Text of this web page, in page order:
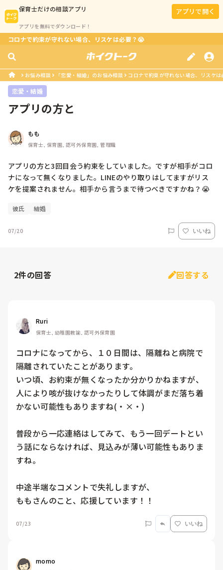
保育士だけの相談アプリ
アプリを無料でダウンロード！
アプリで開く
コロナで約束が守れない場合、リスケは必要？😭
お悩み相談 「恋愛・結婚」のお悩み相談 コロナで約束が守れない場合、リスケ
恋愛・結婚
アプリの方と
もも
保育士, 保育園, 認可外保育園, 管理職
アプリの方と3回目会う約束をしていました。ですが相手がコロ
ナになって無くなりました。LINEのやり取りはしてますがリス
ケを提案されません。相手から言うまで待つべきですかね？😭
彼氏 結婚
07/20 いいね
2件の回答 回答する
Ruri
保育士, 幼稚園教諭, 認可外保育園
コロナになってから、１０日間は、隔離ねと病院で
隔離されていたことがあります。
いつ頃、お約束が無くなったか分かりかねますが、
人により咳が抜けなかったりして体調がまだ落ち着
かない可能性もありますね(・×・)
普段から一応連絡はしてみて、もう一回デートとい
う話にならなければ、見込みが薄い可能性もありま
すね。
中途半端なコメントで失礼しますが、
07/23 いいね
momo